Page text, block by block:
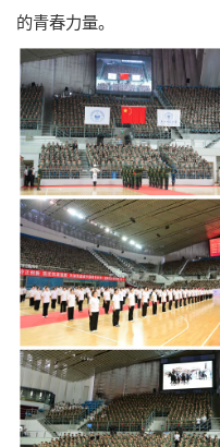
的青春力量。